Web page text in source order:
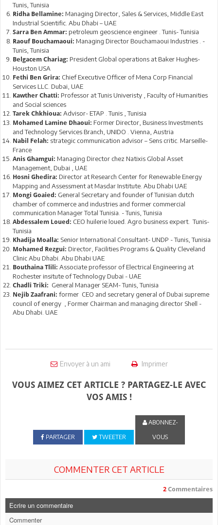
Tunis, Tunisia
Ridha Bellamine: Managing Director, Sales & Services, Middle East
Industrial Scientific. Abu Dhabi – UAE
Sarra Ben Ammar: petroleum geoscience engineer . Tunis- Tunisia
Raouf Bouchamaoui: Managing Director Bouchamaoui Industries . -
Tunis, Tunisia
Belgacem Chariag: President Global operations at Baker Hughes-
Houston USA
Fethi Ben Grira: Chief Executive Officer of Mena Corp Financial
Services LLC. Dubai, UAE
Kawther Chatti: Professor at Tunis Univeristy , Faculty of Humanities
and Social sciences
Tarek Chkhioua: Advisor- ETAP . Tunis , Tunisia
Mohamed Lamine Dhaoui: Former Director, Business Investments
and Technology Services Branch, UNIDO . Vienna, Austria
Nabil Felah: strategic communication advisor – Sens critic. Marseille-
France
Anis Ghamgui: Managing Director chez Natixis Global Asset
Management, Dubai , UAE
Hosni Ghedira: Director at Research Center for Renewable Energy
Mapping and Assessment at Masdar Institute. Abu Dhabi UAE
Mongi Goaied: General Secretary and founder of Tunisian dutch
chamber of commerce and industries and former commercial
communication Manager Total Tunisia. - Tunis, Tunisia
Abdessalem Loued: CEO huilerie loued. Agro business expert. Tunis-
Tunisia
Khadija Moalla: Senior International Consultant- UNDP - Tunis, Tunisia
Mohamed Rezgui: Director, Facilities Programs & Quality Cleveland
Clinic Abu Dhabi. Abu Dhabi UAE
Bouthaina Tlili: Associate professor of Electrical Engineering at
Rochester insitute of Technology Dubai - UAE
Chadli Triki: General Manager SEAM- Tunis, Tunisia
Nejib Zaafrani: former CEO and secretary general of Dubai supreme
council of energy , Former Chairman and managing director Shell -
Abu Dhabi. UAE
Envoyer à un ami Imprimer
VOUS AIMEZ CET ARTICLE ? PARTAGEZ-LE AVEC
VOS AMIS !
PARTAGER TWEETER
ABONNEZ-
VOUS
COMMENTER CET ARTICLE
2 Commentaires
Ecrire un commentaire
Commenter